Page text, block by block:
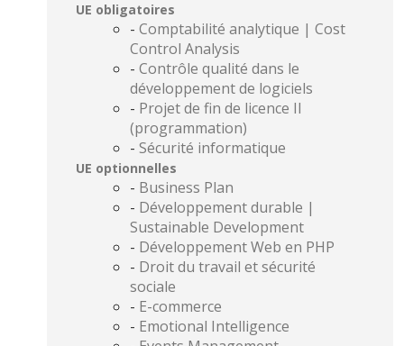
UE obligatoires
- Comptabilité analytique | Cost
Control Analysis
- Contrôle qualité dans le
développement de logiciels
- Projet de fin de licence II
(programmation)
- Sécurité informatique
UE optionnelles
- Business Plan
- Développement durable |
Sustainable Development
- Développement Web en PHP
- Droit du travail et sécurité
sociale
- E-commerce
- Emotional Intelligence